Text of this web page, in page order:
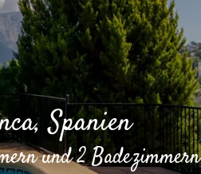
Spanien
und 2 Badezimmern